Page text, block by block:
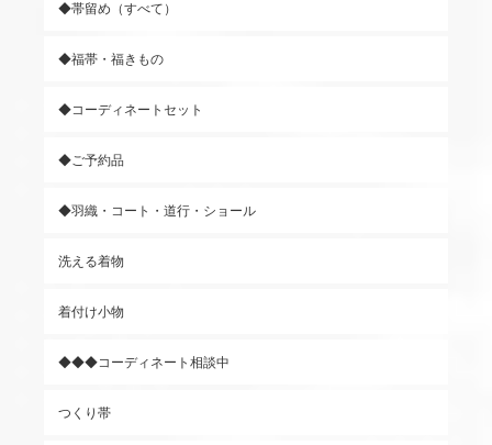
◆帯留め（すべて）
◆福帯・福きもの
◆コーディネートセット
◆ご予約品
◆羽織・コート・道行・ショール
洗える着物
着付け小物
◆◆◆コーディネート相談中
つくり帯